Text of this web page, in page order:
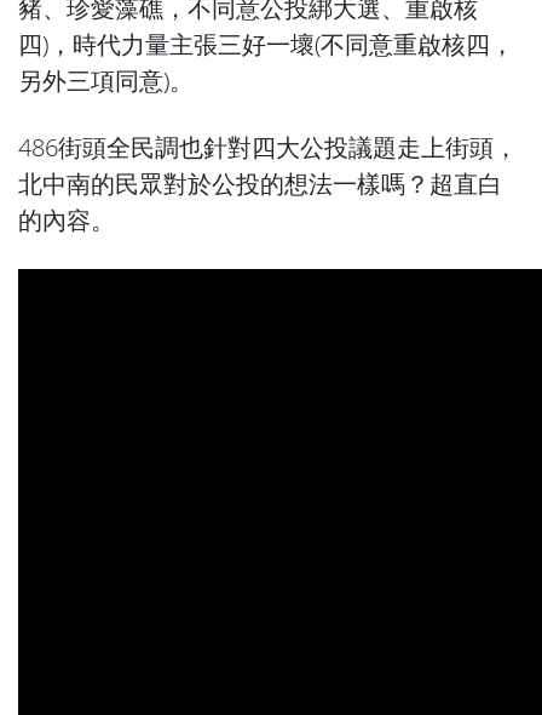
豬、珍愛藻礁，不同意公投綁大選、重啟核
四)，時代力量主張三好一壞(不同意重啟核四，
另外三項同意)。
486街頭全民調也針對四大公投議題走上街頭，
北中南的民眾對於公投的想法一樣嗎？超直白
的內容。